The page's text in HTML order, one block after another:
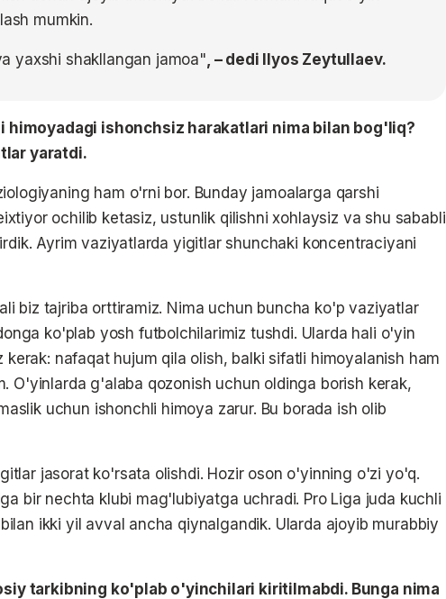
mumkin.
yaxshi shakllangan jamoa" , – dedi Ilyos Zeytullaev.
himoyadagi ishonchsiz harakatlari nima bilan bog'liq?
yaratdi.
ham o'rni bor. Bunday jamoalarga qarshi
ochilib ketasiz, ustunlik qilishni xohlaysiz va shu sababli
Ayrim vaziyatlarda yigitlar shunchaki koncentraciyani
biz tajriba orttiramiz. Nima uchun buncha ko'p vaziyatlar
ko'plab yosh futbolchilarimiz tushdi. Ularda hali o'yin
kerak: nafaqat hujum qila olish, balki sifatli himoyalanish ham
O'yinlarda g'alaba qozonish uchun oldinga borish kerak,
uchun ishonchli himoya zarur. Bu borada ish olib
jasorat ko'rsata olishdi. Hozir oson o'yinning o'zi yo'q.
bir nechta klubi mag'lubiyatga uchradi. Pro Liga juda kuchli
ikki yil avval ancha qiynalgandik. Ularda ajoyib murabbiy
tarkibning ko'plab o'yinchilari kiritilmabdi. Bunga nima